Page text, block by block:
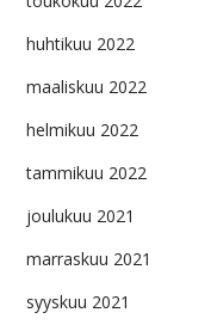
huhtikuu 2022
maaliskuu 2022
helmikuu 2022
tammikuu 2022
joulukuu 2021
marraskuu 2021
syyskuu 2021